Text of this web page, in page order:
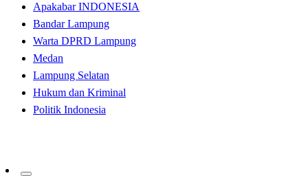
Apakabar INDONESIA
Bandar Lampung
Warta DPRD Lampung
Medan
Lampung Selatan
Hukum dan Kriminal
Politik Indonesia